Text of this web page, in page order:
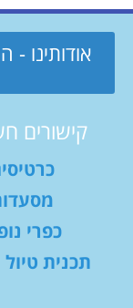
אודותינו -
קישורים
כפרי
תכנית